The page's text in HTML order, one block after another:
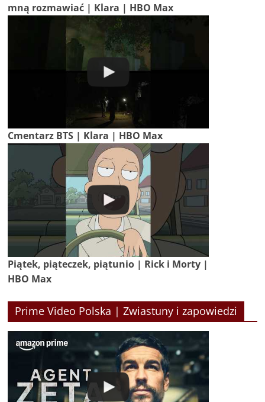
mną rozmawiać | Klara | HBO Max
Cmentarz BTS | Klara | HBO Max
Piątek, piąteczek, piątunio | Rick i Morty |
HBO Max
Prime Video Polska | Zwiastuny i zapowiedzi